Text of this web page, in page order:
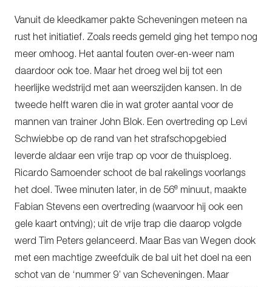
Vanuit de kleedkamer pakte Scheveningen meteen na
rust het initiatief. Zoals reeds gemeld ging het tempo nog
meer omhoog. Het aantal fouten over-en-weer nam
daardoor ook toe. Maar het droeg wel bij tot een
heerlijke wedstrijd met aan weerszijden kansen. In de
tweede helft waren die in wat groter aantal voor de
mannen van trainer John Blok. Een overtreding op Levi
Schwiebbe op de rand van het strafschopgebied
leverde aldaar een vrije trap op voor de thuisploeg.
Ricardo Samoender schoot de bal rakelings voorlangs
het doel. Twee minuten later, in de 56e minuut, maakte
Fabian Stevens een overtreding (waarvoor hij ook een
gele kaart ontving); uit de vrije trap die daarop volgde
werd Tim Peters gelanceerd. Maar Bas van Wegen dook
met een machtige zweefduik de bal uit het doel na een
schot van de ‘nummer 9’ van Scheveningen. Maar